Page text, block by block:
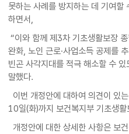
못하는 사례를 방지하는 데 기여할
하면서,
“이와 함께 제3차 기초생활보장
완화, 노인 근로·사업소득 공제를
빈곤 사각지대를 적극 해소할 수
말했다.
이번 개정안에 대하여 의견이 있
10일(화)까지 보건복지부 기초생
개정안에 대한 상세한 사항은 보